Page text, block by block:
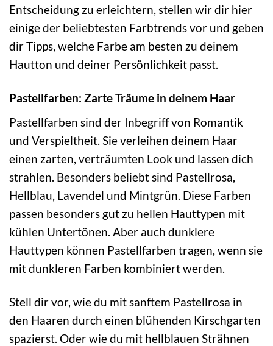
Entscheidung zu erleichtern, stellen wir dir hier
einige der beliebtesten Farbtrends vor und geben
dir Tipps, welche Farbe am besten zu deinem
Hautton und deiner Persönlichkeit passt.
Pastellfarben: Zarte Träume in deinem Haar
Pastellfarben sind der Inbegriff von Romantik
und Verspieltheit. Sie verleihen deinem Haar
einen zarten, verträumten Look und lassen dich
strahlen. Besonders beliebt sind Pastellrosa,
Hellblau, Lavendel und Mintgrün. Diese Farben
passen besonders gut zu hellen Hauttypen mit
kühlen Untertönen. Aber auch dunklere
Hauttypen können Pastellfarben tragen, wenn sie
mit dunkleren Farben kombiniert werden.
Stell dir vor, wie du mit sanftem Pastellrosa in
den Haaren durch einen blühenden Kirschgarten
spazierst. Oder wie du mit hellblauen Strähnen